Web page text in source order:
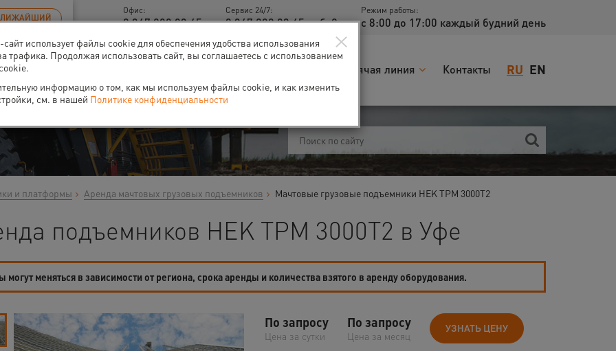
Офис:
8 347 200 93 45
Сервис 24/7:
8 347 200 93 45 доб. 2
Режим работы:
с 8:00 до 17:00 каждый будний день
RU EN
Горячая линия Контакты
и платформы Аренда мачтовых грузовых подъемников Мачтовые грузовые подъемники HEK TPM 3000T2
подъемников HEK TPM 3000T2 в Уфе
могут меняться в зависимости от региона, срока аренды и количества взятого в аренду оборудования.
По запросу
Цена за сутки
По запросу
Цена за месяц
УЗНАТЬ ЦЕНУ
×
сайт использует файлы cookie для обеспечения удобства использования
трафика. Продолжая использовать сайт, вы соглашаетесь с использованием
информацию о том, как мы используем файлы cookie, и как изменить
см. в нашей Политике конфиденциальности